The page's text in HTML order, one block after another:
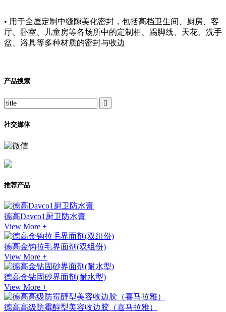
• 用于全屋定制中缝隙美化密封，包括高档卫生间、厨房、客
厅、卧室、儿童房等各场所中的定制柜、踢脚线、天花、洗手
盆、浴具等多种材质的密封与收边
产品搜索

社交媒体
推荐产品
德高Davco1厨卫防水膏
View More +
德高金钩拉毛界面剂(双组份)
View More +
德高金钻固砂界面剂(耐水型)
View More +
德高高级防霉醇型美容收边胶（喜马拉雅）